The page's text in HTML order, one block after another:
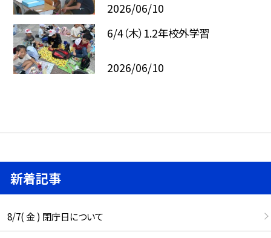
2026/06/10
6/4（木）1.2年校外学習
2026/06/10
新着記事
8/7( 金 ) 閉庁日について